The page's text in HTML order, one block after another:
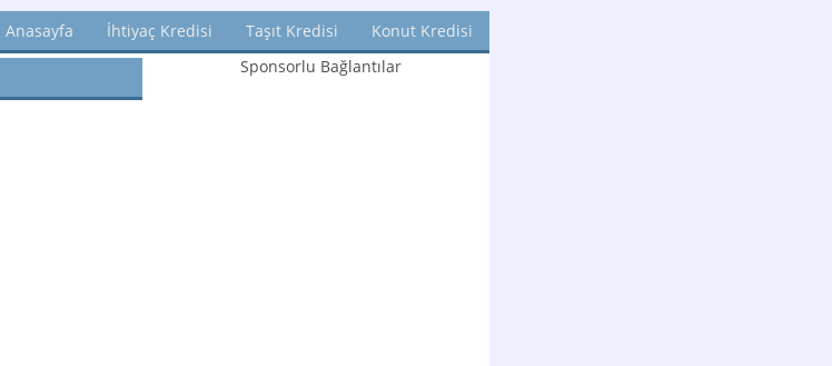
Anasayfa İhtiyaç Kredisi Taşıt Kredisi Konut Kredisi
Sponsorlu Bağlantılar